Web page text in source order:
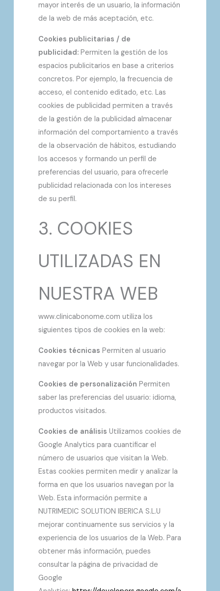
mayor interés de un usuario, la información
de la web de más aceptación, etc.
Cookies publicitarias / de
publicidad:Permiten la gestión de los
espacios publicitarios en base a criterios
concretos. Por ejemplo, la frecuencia de
acceso, el contenido editado, etc. Las
cookies de publicidad permiten a través
de la gestión de la publicidad almacenar
información del comportamiento a través
de la observación de hábitos, estudiando
los accesos y formando un perfil de
preferencias del usuario, para ofrecerle
publicidad relacionada con los intereses
de su perfil.
3. COOKIES
UTILIZADAS EN
NUESTRA WEB
www.clinicabonome.com utiliza los
siguientes tipos de cookies en la web:
Cookies técnicas Permiten al usuario
navegar por la Web y usar funcionalidades.
Cookies de personalización Permiten
saber las preferencias del usuario: idioma,
productos visitados.
Cookies de análisis Utilizamos cookies de
Google Analytics para cuantificar el
número de usuarios que visitan la Web.
Estas cookies permiten medir y analizar la
forma en que los usuarios navegan por la
Web. Esta información permite a
NUTRIMEDIC SOLUTION IBERICA S.L.U
mejorar continuamente sus servicios y la
experiencia de los usuarios de la Web. Para
obtener más información, puedes
consultar la página de privacidad de
Google